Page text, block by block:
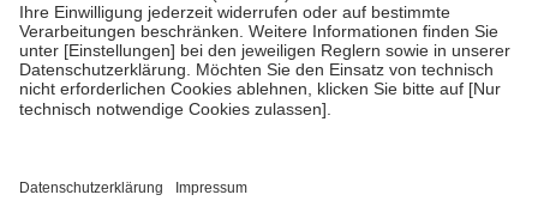
• Untersuchungen zur Vorsorge und Früherkennung, die von der
GKV getragen werden
• empfohlenen Schutzimpfungen
• Harn- und Blutteststreifen
getroffen, um sicherzustellen, dass es sich um echte Bewertungen